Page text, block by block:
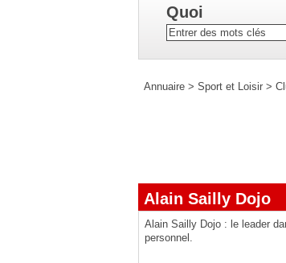
Quoi
Annuaire > Sport et Loisir >
Alain Sailly Dojo
Alain Sailly Dojo : le leader
personnel.